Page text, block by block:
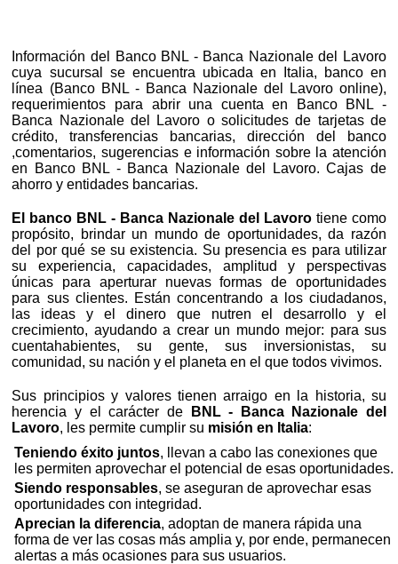
Información del Banco BNL - Banca Nazionale del Lavoro
cuya sucursal se encuentra ubicada en Italia, banco en
línea (Banco BNL - Banca Nazionale del Lavoro online),
requerimientos para abrir una cuenta en Banco BNL -
Banca Nazionale del Lavoro o solicitudes de tarjetas de
crédito, transferencias bancarias, dirección del banco
,comentarios, sugerencias e información sobre la atención
en Banco BNL - Banca Nazionale del Lavoro. Cajas de
ahorro y entidades bancarias.
El banco BNL - Banca Nazionale del Lavoro tiene como
propósito, brindar un mundo de oportunidades, da razón
del por qué se su existencia. Su presencia es para utilizar
su experiencia, capacidades, amplitud y perspectivas
únicas para aperturar nuevas formas de oportunidades
para sus clientes. Están concentrando a los ciudadanos,
las ideas y el dinero que nutren el desarrollo y el
crecimiento, ayudando a crear un mundo mejor: para sus
cuentahabientes, su gente, sus inversionistas, su
comunidad, su nación y el planeta en el que todos vivimos.
Sus principios y valores tienen arraigo en la historia, su
herencia y el carácter de
BNL - Banca Nazionale del
Lavoro, les permite cumplir su misión en Italia:
Teniendo éxito juntos, llevan a cabo las conexiones que
les permiten aprovechar el potencial de esas oportunidades.
Siendo responsables, se aseguran de aprovechar esas
oportunidades con integridad.
Aprecian la diferencia, adoptan de manera rápida una
forma de ver las cosas más amplia y, por ende, permanecen
alertas a más ocasiones para sus usuarios.